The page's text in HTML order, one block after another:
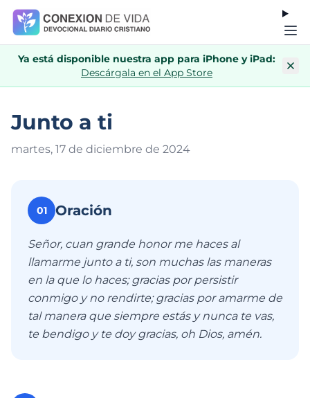
Ya está disponible nuestra app para iPhone y iPad:
Descárgala en el App Store
Junto a ti
martes, 17 de diciembre de 2024
01 Oración
Señor, cuan grande honor me haces al
llamarme junto a ti, son muchas las maneras
en la que lo haces; gracias por persistir
conmigo y no rendirte; gracias por amarme de
tal manera que siempre estás y nunca te vas,
te bendigo y te doy gracias, oh Dios, amén.